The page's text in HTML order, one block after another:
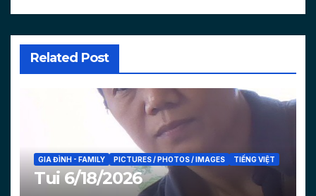
Related Post
GIA ĐÌNH - FAMILY PICTURES / PHOTOS / IMAGES TIẾNG VIỆT
Tui 6/18/2026